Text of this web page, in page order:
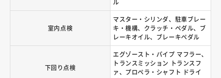
ル
室内点検
マスター・シリンダ、駐車ブレー
キ・機構、クラッチ・ペダル、ブ
レーキオイル、ブレーキペダル
下回り点検
エグゾースト・パイプ マフラー、
トランスミッション トランスフ
ァ、プロペラ・シャフト ドライ